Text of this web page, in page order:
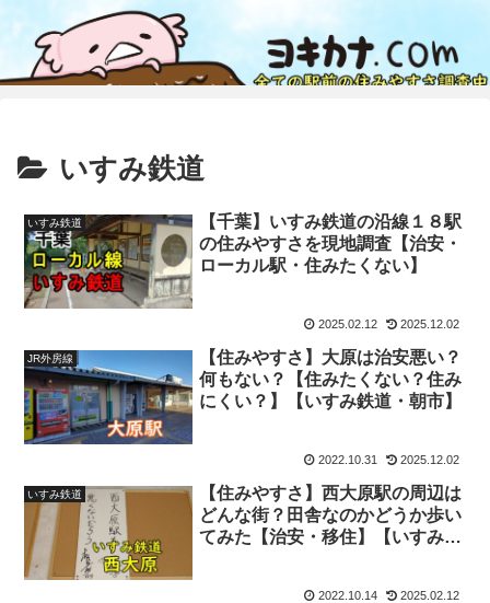
いすみ鉄道
いすみ鉄道
【千葉】いすみ鉄道の沿線１８駅
の住みやすさを現地調査【治安・
ローカル駅・住みたくない】
2025.02.12 2025.12.02
JR外房線
【住みやすさ】大原は治安悪い？
何もない？【住みたくない？住み
にくい？】【いすみ鉄道・朝市】
2022.10.31 2025.12.02
いすみ鉄道
【住みやすさ】西大原駅の周辺は
どんな街？田舎なのかどうか歩い
てみた【治安・移住】【いすみ鉄
2022.10.14 2025.02.12